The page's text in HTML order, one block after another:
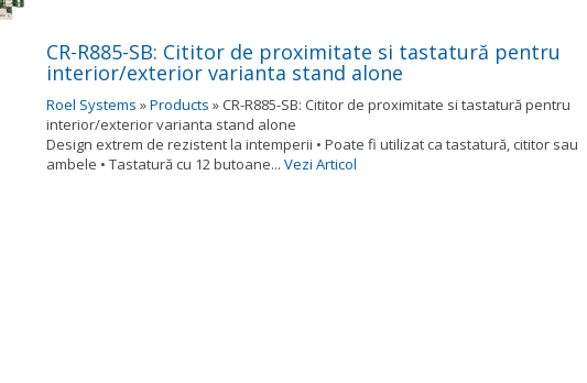
CR-R885-SB: Cititor de proximitate si tastatură pentru
interior/exterior varianta stand alone
Roel Systems »Products » CR-R885-SB: Cititor de proximitate si tastatură pentru
interior/exterior varianta stand alone
Design extrem de rezistent la intemperii • Poate fi utilizat ca tastatură, cititor sau
ambele • Tastatură cu 12 butoane... Vezi Articol